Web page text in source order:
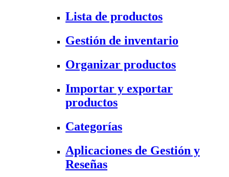
Lista de productos
Gestión de inventario
Organizar productos
Importar y exportar
productos
Categorías
Aplicaciones de Gestión y
Reseñas